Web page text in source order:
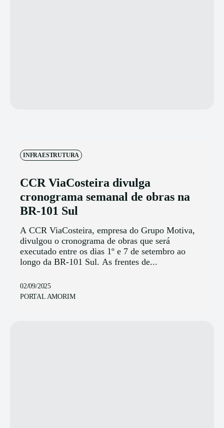
INFRAESTRUTURA
CCR ViaCosteira divulga
cronograma semanal de obras na
BR-101 Sul
A CCR ViaCosteira, empresa do Grupo Motiva,
divulgou o cronograma de obras que será
executado entre os dias 1º e 7 de setembro ao
longo da BR-101 Sul. As frentes de...
02/09/2025
PORTAL AMORIM